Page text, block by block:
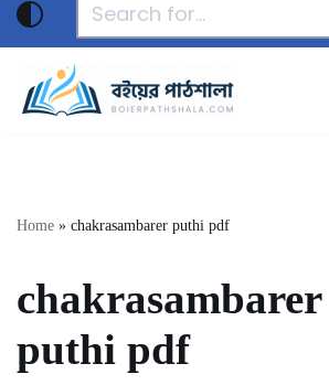
content
Home » chakrasambarer puthi pdf
chakrasambarer
puthi pdf